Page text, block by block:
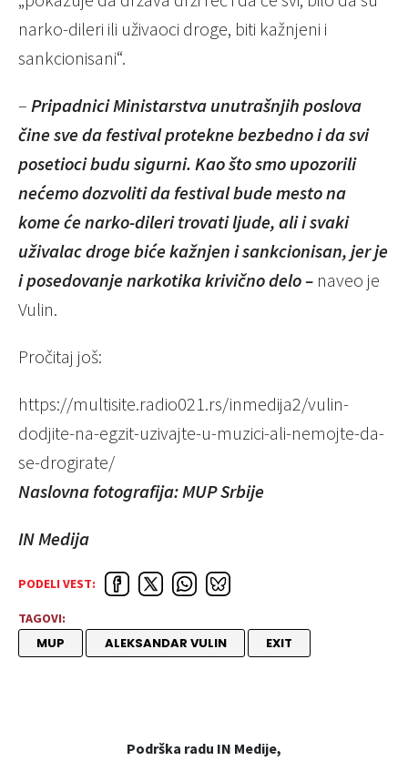
narko-dileri ili uživaoci droge, biti kažnjeni i
sankcionisani“.
– Pripadnici Ministarstva unutrašnjih poslova
čine sve da festival protekne bezbedno i da svi
posetioci budu sigurni. Kao što smo upozorili
nećemo dozvoliti da festival bude mesto na
kome će narko-dileri trovati ljude, ali i svaki
uživalac droge biće kažnjen i sankcionisan, jer je
i posedovanje narkotika krivično delo – naveo je
Vulin.
Pročitaj još:
https://multisite.radio021.rs/inmedija2/vulin-
dodjite-na-egzit-uzivajte-u-muzici-ali-nemojte-da-
se-drogirate/
Naslovna fotografija: MUP Srbije
IN Medija
PODELI VEST:
TAGOVI:
MUP ALEKSANDAR VULIN EXIT
Podrška radu IN Medije,